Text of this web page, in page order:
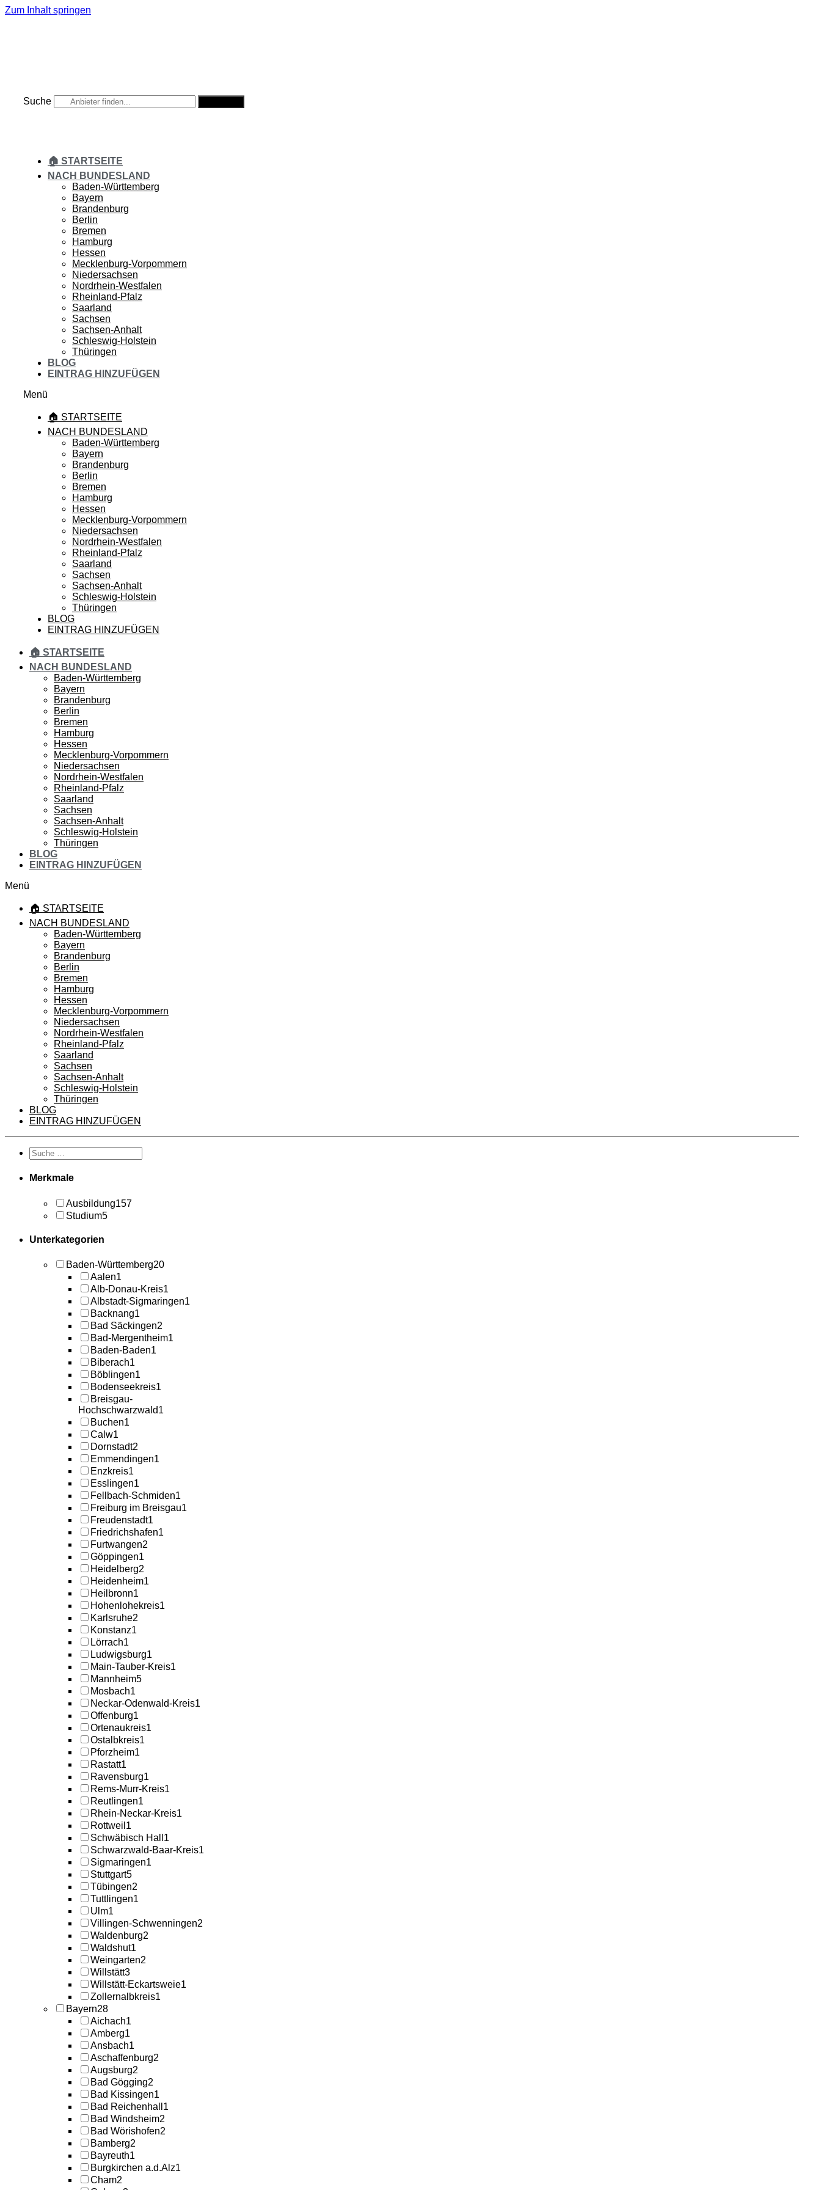
Zum Inhalt springen
Suche
🏠 STARTSEITE
NACH BUNDESLAND
Baden-Württemberg
Bayern
Brandenburg
Berlin
Bremen
Hamburg
Hessen
Mecklenburg-Vorpommern
Niedersachsen
Nordrhein-Westfalen
Rheinland-Pfalz
Saarland
Sachsen
Sachsen-Anhalt
Schleswig-Holstein
Thüringen
BLOG
EINTRAG HINZUFÜGEN
Menü
🏠 STARTSEITE
NACH BUNDESLAND
Baden-Württemberg
Bayern
Brandenburg
Berlin
Bremen
Hamburg
Hessen
Mecklenburg-Vorpommern
Niedersachsen
Nordrhein-Westfalen
Rheinland-Pfalz
Saarland
Sachsen
Sachsen-Anhalt
Schleswig-Holstein
Thüringen
BLOG
EINTRAG HINZUFÜGEN
🏠 STARTSEITE
NACH BUNDESLAND
Baden-Württemberg
Bayern
Brandenburg
Berlin
Bremen
Hamburg
Hessen
Mecklenburg-Vorpommern
Niedersachsen
Nordrhein-Westfalen
Rheinland-Pfalz
Saarland
Sachsen
Sachsen-Anhalt
Schleswig-Holstein
Thüringen
BLOG
EINTRAG HINZUFÜGEN
Menü
🏠 STARTSEITE
NACH BUNDESLAND
Baden-Württemberg
Bayern
Brandenburg
Berlin
Bremen
Hamburg
Hessen
Mecklenburg-Vorpommern
Niedersachsen
Nordrhein-Westfalen
Rheinland-Pfalz
Saarland
Sachsen
Sachsen-Anhalt
Schleswig-Holstein
Thüringen
BLOG
EINTRAG HINZUFÜGEN
Merkmale
Ausbildung157
Studium5
Unterkategorien
Baden-Württemberg20
Aalen1
Alb-Donau-Kreis1
Albstadt-Sigmaringen1
Backnang1
Bad Säckingen2
Bad-Mergentheim1
Baden-Baden1
Biberach1
Böblingen1
Bodenseekreis1
Breisgau-
Hochschwarzwald1
Buchen1
Calw1
Dornstadt2
Emmendingen1
Enzkreis1
Esslingen1
Fellbach-Schmiden1
Freiburg im Breisgau1
Freudenstadt1
Friedrichshafen1
Furtwangen2
Göppingen1
Heidelberg2
Heidenheim1
Heilbronn1
Hohenlohekreis1
Karlsruhe2
Konstanz1
Lörrach1
Ludwigsburg1
Main-Tauber-Kreis1
Mannheim5
Mosbach1
Neckar-Odenwald-Kreis1
Offenburg1
Ortenaukreis1
Ostalbkreis1
Pforzheim1
Rastatt1
Ravensburg1
Rems-Murr-Kreis1
Reutlingen1
Rhein-Neckar-Kreis1
Rottweil 1
Schwäbisch Hall 1
Schwarzwald-Baar-Kreis1
Sigmaringen1
Stuttgart5
Tübingen2
Tuttlingen1
Ulm1
Villingen-Schwenningen2
Waldenburg2
Waldshut1
Weingarten2
Willstätt3
Willstätt-Eckartsweie1
Zollernalbkreis1
Bayern28
Aichach1
Amberg1
Ansbach1
Aschaffenburg2
Augsburg2
Bad Gögging2
Bad Kissingen1
Bad Reichenhall 1
Bad Windsheim2
Bad Wörishofen2
Bamberg2
Bayreuth1
Burgkirchen a.d.Alz1
Cham2